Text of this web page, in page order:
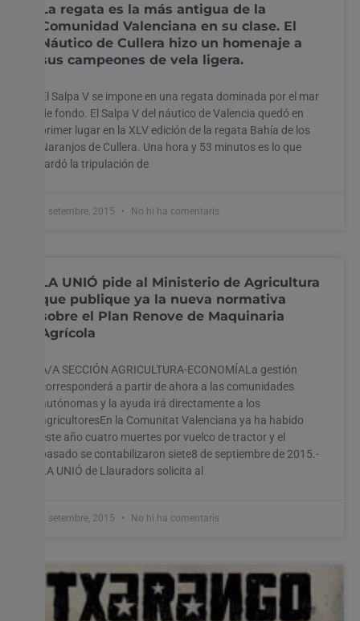
La regata es la más antigua de la
Comunidad Valenciana en su clase. El
Náutico de Cullera hizo un homenaje a
sus campeones de vela ligera.
El Salpa V se impone en una regata dominada por el mar
de fondo. El Salpa V del náutico de Valencia quedó en
primer lugar en la XLV edición de la regata Bahía de los
Naranjos de Cullera. Una hora y 53 minutos es lo que
tardó la tripulación de
8 setembre, 2015 No hi ha comentaris
LA UNIÓ pide al Ministerio de Agricultura
que publique ya la nueva normativa
sobre el Plan Renove de Maquinaria
Agrícola
A/A SECCIÓN AGRICULTURA-ECONOMÍALa gestión
corresponderá a partir de ahora a las comunidades
autónomas y la ayuda irá directamente a los
agricultoresEn la Comunitat Valenciana ya ha habido
este año cuatro muertes por vuelco de tractor y el
pasado se contabilizaron siete8 de septiembre de 2015.-
LA UNIÓ de Llauradors solicita al
8 setembre, 2015 No hi ha comentaris